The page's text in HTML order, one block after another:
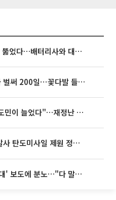
포스코퓨처엠, LFP 시장 뚫었다…배터리사와 대규모 장기 공급 합의
아옳이, 한의사 김형배와 벌써 200일⋯꽃다발 들고 "프러포즈 아냐"
추미애 "복지가 아니라 도민이 늘었다"…재정난 책임론 정면돌파
미사일 제원 정밀분석 중"
박문성, 축구협회 '성 접대' 보도에 분노…"다 말아먹으려고 작정했나"